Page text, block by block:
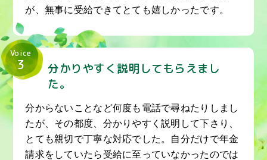
が、無事に受給できてとても嬉しかったです。
Voice
3
分かりやすく説明してもらえまし
た。
分からないことなど何度も電話で尋ねたりしまし
たが、その都度、分かりやすく説明して下さり、
とても親切で丁寧な対応でした。自分だけで年金
請求をしていたら受給に至っていなかったのでは